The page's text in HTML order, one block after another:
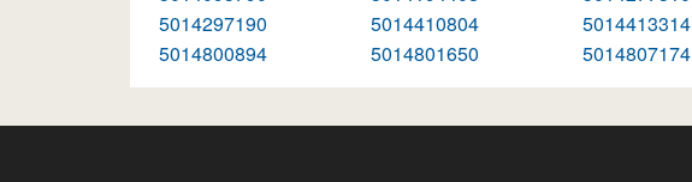
5014297190
5014410804 5014413314
5014800894
5014801650 5014807174